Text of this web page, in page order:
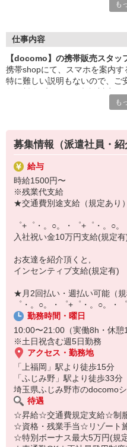
でも心配ご無用！
お互いに教え合ったり、フォ
和気あいあいとした人間関係
皆で一緒にステップアップし
【選べるお仕事いろいろ】
▼オフィスワーク
事務、経理、データ入力、コ
▼工場・製造・軽作業系
機械/食品製造・梱包・仕分
▼美容系
眉毛サロンのアイブロウ・ネ
▼営業・販売
法人営業・アパレル販売・個
▼人気案件も多数♪
短期・期間限定・オープニン
上場/優良/大手企業など
【スマホ面接実施中】
￣￣￣￣￣￣￣￣￣
自宅に居ながらスマホでカン
オンライン面談なのでスピード
も
仕事内容
【docomo】の携帯販売スタッ
携帯shopにて、スマホを案内す
特に難しい説明もないので、ご
満足度◎
■携帯やインターネット販売業務
docomo(ドコモ)/au(エーユー)
の大手キャリアから
ワイモバイル(Y!mobille)、楽天
広く紹介可能♪
も
募集情報（派遣社員・紹
給与
時給1500円〜
※残業代支給
★交通費別途支給（規定あり）
゜+゜・。○。・゜+゜・。○。
入社祝い金10万円支給(規定有
お友達を紹介頂くと,
インセンティブ支給(規定有)
★月2回払い・週払い可能（
゜・。○。・゜+゜・。○。・
勤務時間・曜日
10:00〜21:00（実働8h・休憩
※土日祝含む週5日勤務
アクセス・勤務地
「上福岡」駅より徒歩15分
「ふじみ野」駅より徒歩33分
埼玉県ふじみ野市のdocomo
待遇
☆昇給☆交通費規定支給☆制
☆資格・残業手当☆リゾート
☆特別ボーナス最大5万円(規